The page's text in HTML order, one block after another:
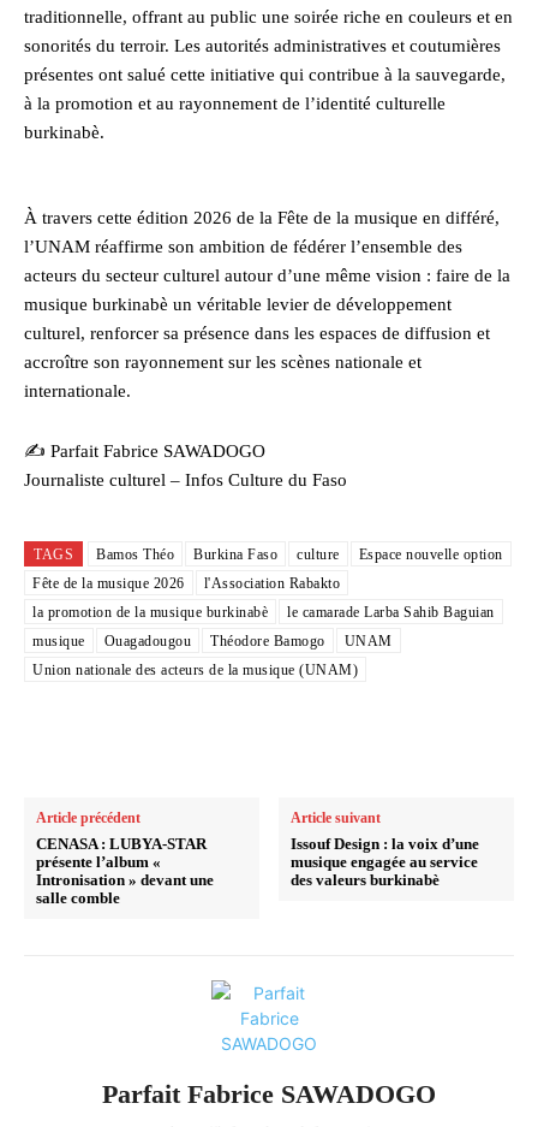
traditionnelle, offrant au public une soirée riche en couleurs et en
sonorités du terroir. Les autorités administratives et coutumières
présentes ont salué cette initiative qui contribue à la sauvegarde,
à la promotion et au rayonnement de l’identité culturelle
burkinabè.
À travers cette édition 2026 de la Fête de la musique en différé,
l’UNAM réaffirme son ambition de fédérer l’ensemble des
acteurs du secteur culturel autour d’une même vision : faire de la
musique burkinabè un véritable levier de développement
culturel, renforcer sa présence dans les espaces de diffusion et
accroître son rayonnement sur les scènes nationale et
internationale.
✍️ Parfait Fabrice SAWADOGO
Journaliste culturel – Infos Culture du Faso
TAGS Bamos Théo Burkina Faso culture
Espace nouvelle option
Fête de la musique 2026
l'Association Rabakto
la promotion de la musique burkinabè
le camarade Larba Sahib Baguian
musique
Ouagadougou Théodore Bamogo
UNAM
Union nationale des acteurs de la musique (UNAM)
Article précédent
CENASA : LUBYA-STAR
présente l’album «
Intronisation » devant une
salle comble
Article suivant
Issouf Design : la voix d’une
musique engagée au service
des valeurs burkinabè
Parfait Fabrice SAWADOGO